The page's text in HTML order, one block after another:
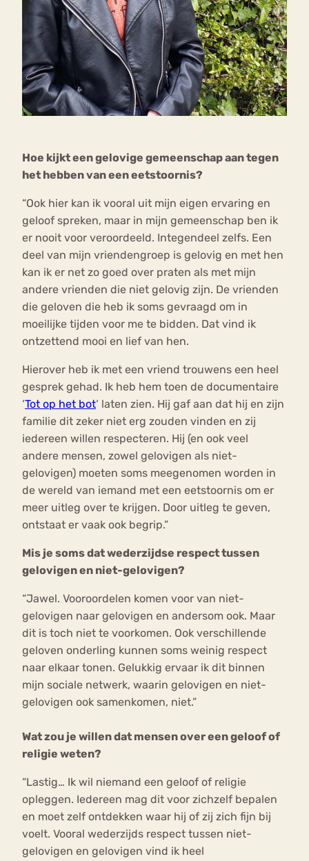
Hoe kijkt een gelovige gemeenschap aan tegen
het hebben van een eetstoornis?
“Ook hier kan ik vooral uit mijn eigen ervaring en
geloof spreken, maar in mijn gemeenschap ben ik
er nooit voor veroordeeld. Integendeel zelfs. Een
deel van mijn vriendengroep is gelovig en met hen
kan ik er net zo goed over praten als met mijn
andere vrienden die niet gelovig zijn. De vrienden
die geloven die heb ik soms gevraagd om in
moeilijke tijden voor me te bidden. Dat vind ik
ontzettend mooi en lief van hen.
Hierover heb ik met een vriend trouwens een heel
gesprek gehad. Ik heb hem toen de documentaire
‘Tot op het bot‘ laten zien. Hij gaf aan dat hij en zijn
familie dit zeker niet erg zouden vinden en zij
iedereen willen respecteren. Hij (en ook veel
andere mensen, zowel gelovigen als niet-
gelovigen) moeten soms meegenomen worden in
de wereld van iemand met een eetstoornis om er
meer uitleg over te krijgen. Door uitleg te geven,
ontstaat er vaak ook begrip.”
Mis je soms dat wederzijdse respect tussen
gelovigen en niet-gelovigen?
“​Jawel. Vooroordelen komen voor van niet-
gelovigen naar gelovigen en andersom ook. Maar
dit is toch niet te voorkomen. Ook verschillende
geloven onderling kunnen soms weinig respect
naar elkaar tonen. Gelukkig ervaar ik dit binnen
mijn sociale netwerk, waarin gelovigen en niet-
gelovigen ook samenkomen, niet.”
Wat zou je willen dat mensen over een geloof of
religie weten?
“Lastig… Ik wil niemand een geloof of religie
opleggen. Iedereen mag dit voor zichzelf bepalen
en moet zelf ontdekken waar hij of zij zich fijn bij
voelt. Vooral wederzijds respect tussen niet-
gelovigen en gelovigen vind ik heel